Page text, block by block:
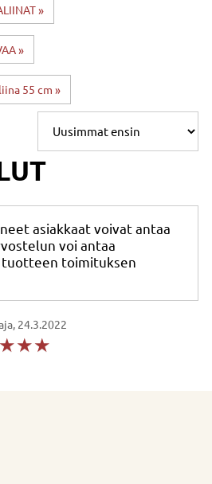
‪»
‪»
55 cm ‪»
asiakkaat voivat antaa
voi antaa
tuotteen toimituksen
24.3.2022
☆☆☆